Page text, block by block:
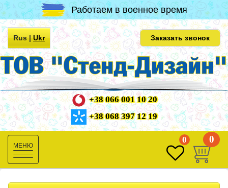
Работаем в военное время
Rus|Ukr Заказать звонок
+38 066 001 10 20
+38 068 397 12 19
Toggle
navigation
0 0